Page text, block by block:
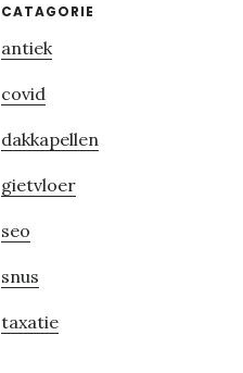
Primary
Sidebar
CATAGORIE
antiek
covid
dakkapellen
gietvloer
seo
snus
taxatie